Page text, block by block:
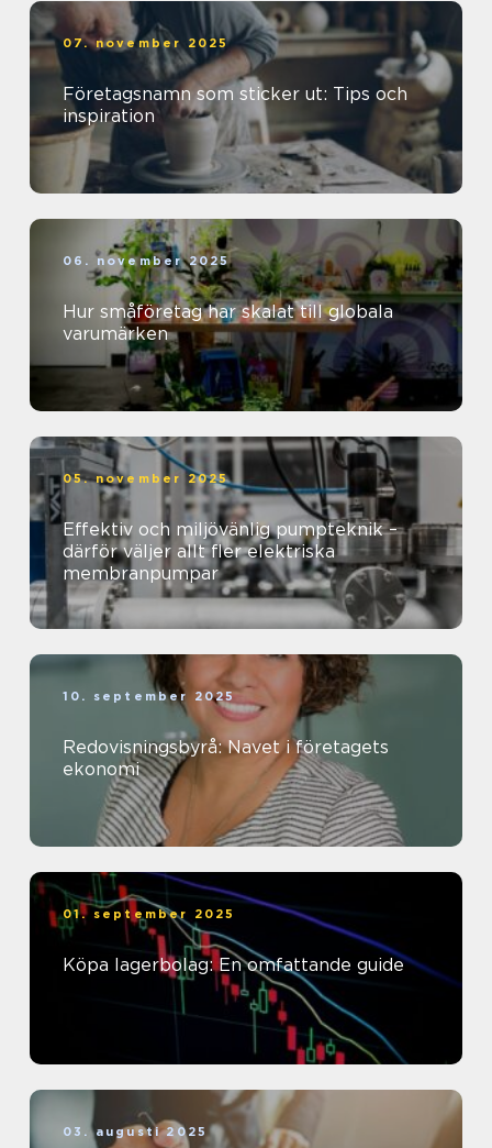
07. november 2025
Företagsnamn som sticker ut: Tips och
inspiration
06. november 2025
Hur småföretag har skalat till globala
varumärken
05. november 2025
Effektiv och miljövänlig pumpteknik –
därför väljer allt fler elektriska
membranpumpar
10. september 2025
Redovisningsbyrå: Navet i företagets
ekonomi
01. september 2025
Köpa lagerbolag: En omfattande guide
03. augusti 2025